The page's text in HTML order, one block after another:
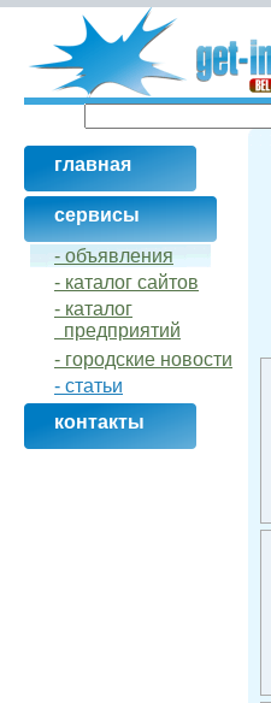
главная
сервисы
- объявления
- кaталог сайтов
- кaталог
предприятий
- городские новости
- статьи
контакты